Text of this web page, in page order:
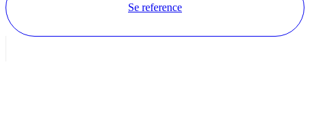
Se reference